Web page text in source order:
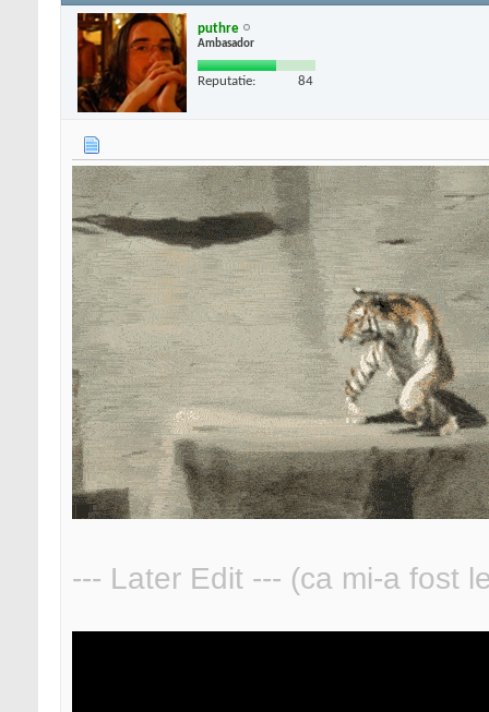
puthre
Ambasador
Reputatie: 84
--- Later Edit --- (ca mi-a fost